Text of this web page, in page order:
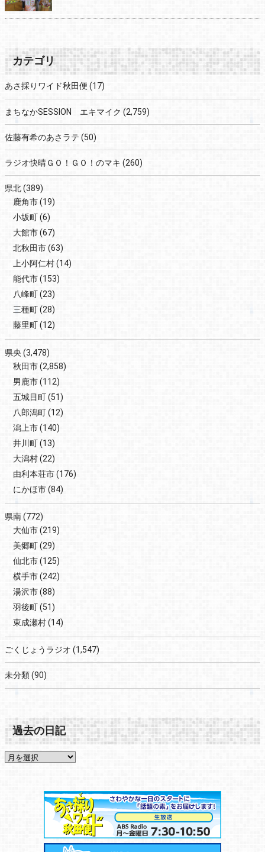
カテゴリ
あさ採りワイド秋田便 (17)
まちなかSESSION エキマイク (2,759)
佐藤有希のあさラテ (50)
ラジオ快晴ＧＯ！ＧＯ！のマキ (260)
県北(389)
鹿角市(19)
小坂町(6)
大館市(67)
北秋田市(63)
上小阿仁村(14)
能代市(153)
八峰町(23)
三種町(28)
藤里町(12)
県央 (3,478)
秋田市(2,858)
男鹿市(112)
五城目町(51)
八郎潟町(12)
潟上市(140)
井川町(13)
大潟村(22)
由利本荘市(176)
にかほ市(84)
県南(772)
大仙市(219)
美郷町(29)
仙北市(125)
横手市(242)
湯沢市(88)
羽後町(51)
東成瀬村(14)
ごくじょうラジオ (1,547)
未分類(90)
過去の日記